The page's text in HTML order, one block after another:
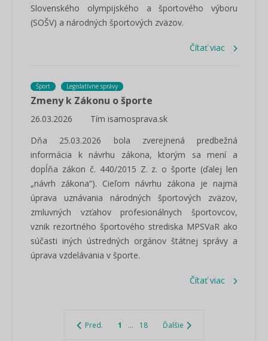
Slovenského olympijského a športového výboru
(SOŠV) a národných športových zväzov.
Čítať viac
Šport Legislatívne správy
Zmeny k Zákonu o športe
26.03.2026
Tím isamosprava.sk
Dňa 25.03.2026 bola zverejnená predbežná
informácia k návrhu zákona, ktorým sa mení a
dopĺňa zákon č. 440/2015 Z. z. o športe (ďalej len
„návrh zákona“). Cieľom návrhu zákona je najmä
úprava uznávania národných športových zväzov,
zmluvných vzťahov profesionálnych športovcov,
vznik rezortného športového strediska MPSVaR ako
súčasti iných ústredných orgánov štátnej správy a
úprava vzdelávania v športe.
Čítať viac
Pred. 1 ... 18 Ďalšie